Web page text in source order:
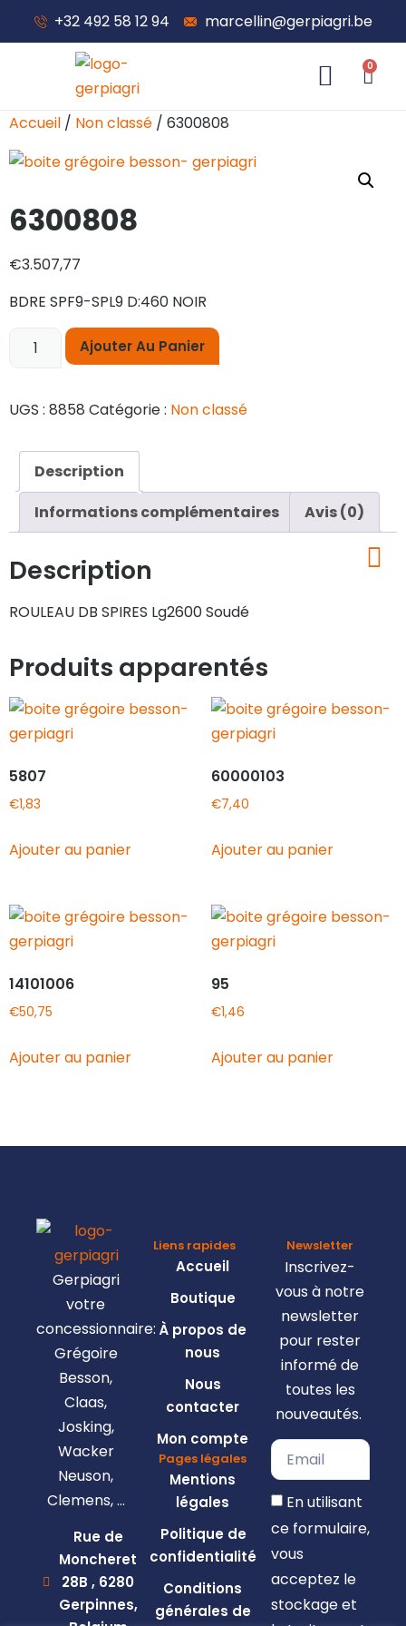
+32 492 58 12 94 marcellin@gerpiagri.be
0
Accueil / Non classé / 6300808
6300808
€3.507,77
BDRE SPF9-SPL9 D:460 NOIR
Ajouter Au Panier
UGS : 8858 Catégorie : Non classé
Description
Informations complémentaires
Avis (0)
Description
ROULEAU DB SPIRES Lg2600 Soudé
Produits apparentés
5807
€1,83
Ajouter au panier
60000103
€7,40
Ajouter au panier
14101006
€50,75
Ajouter au panier
95
€1,46
Ajouter au panier
Gerpiagri
votre
concessionnaire:
Grégoire
Besson,
Claas,
Josking,
Wacker
Neuson,
Clemens, …
Rue de
Moncheret
28B , 6280
Gerpinnes,
Liens rapides
Accueil
Boutique
À propos de
nous
Nous
contacter
Mon compte
Pages légales
Mentions
légales
Politique de
confidentialité
Conditions
générales de
Newsletter
Inscrivez-
vous à notre
newsletter
pour rester
informé de
toutes les
nouveautés.
En utilisant
ce formulaire,
vous
acceptez le
stockage et